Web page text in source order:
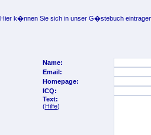
Hier k�nnen Sie sich in unser G�stebuch
Name:
Email:
Homepage:
ICQ:
Text:
(Hilfe)